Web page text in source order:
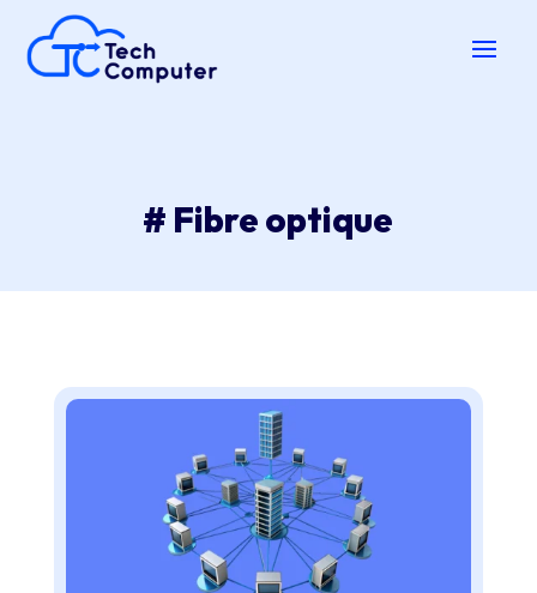
# Fibre optique